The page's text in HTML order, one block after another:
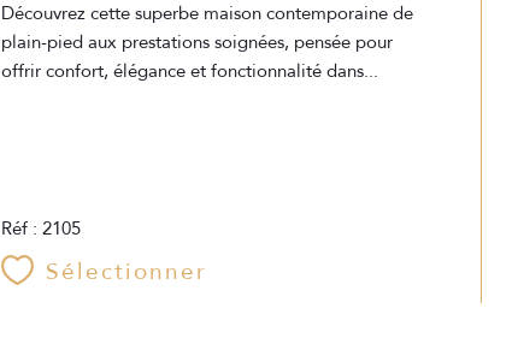
Découvrez cette superbe maison contemporaine de
plain-pied aux prestations soignées, pensée pour
offrir confort, élégance et fonctionnalité dans...
Réf : 2105
Sélectionner